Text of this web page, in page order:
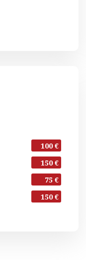
100 €
150 €
75 €
150 €